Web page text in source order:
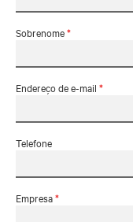
Sobrenome*
Endereço de e-mail *
Telefone
Empresa*